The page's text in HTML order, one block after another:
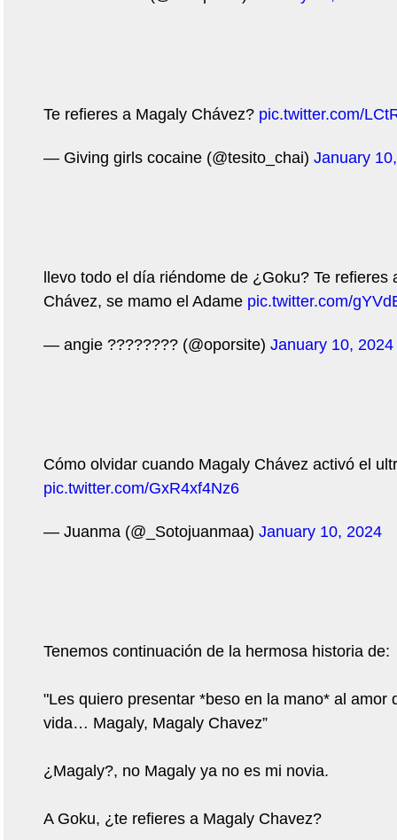
Te refieres a Magaly Chávez? pic.twitter.com/
— Giving girls cocaine (@tesito_chai) January
llevo todo el día riéndome de ¿Goku? Te refieres
Chávez, se mamo el Adame pic.twitter.com/
— angie ???????? (@oporsite) January 10, 2024
Cómo olvidar cuando Magaly Chávez activó el
pic.twitter.com/GxR4xf4Nz6
— Juanma (@_Sotojuanmaa) January 10, 2024
Tenemos continuación de la hermosa historia de:
"Les quiero presentar *beso en la mano* al amor
vida… Magaly, Magaly Chavez”
¿Magaly?, no Magaly ya no es mi novia.
A Goku, ¿te refieres a Magaly Chavez?